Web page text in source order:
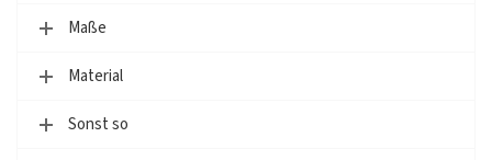
Maße
Material
Sonst so